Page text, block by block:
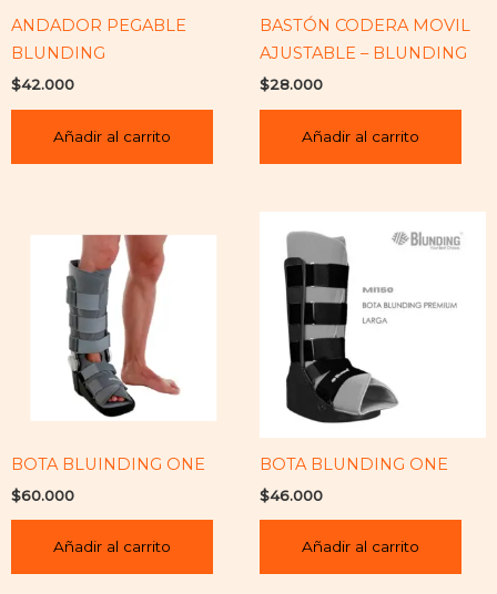
ANDADOR PEGABLE
BLUNDING
$42.000
Añadir al carrito
BASTÓN CODERA MOVIL
AJUSTABLE – BLUNDING
$28.000
Añadir al carrito
BOTA BLUINDING ONE
$60.000
Añadir al carrito
BOTA BLUNDING ONE
$46.000
Añadir al carrito